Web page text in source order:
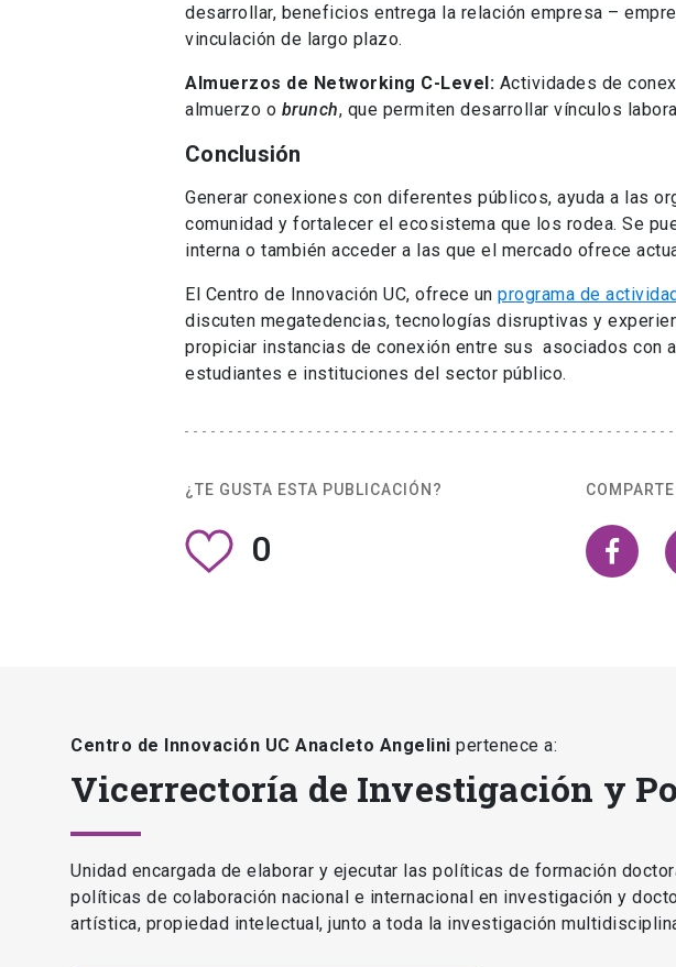
desarrollar, beneficios entrega la relación empresa –
vinculación de largo plazo.
Almuerzos de Networking C-Level: Actividades de
almuerzo o brunch, que permiten desarrollar vínculos
Conclusión
Generar conexiones con diferentes públicos, ayuda a las
comunidad y fortalecer el ecosistema que los rodea. Se
interna o también acceder a las que el mercado ofrece
El Centro de Innovación UC, ofrece un programa de
discuten megatedencias, tecnologías disruptivas y
propiciar instancias de conexión entre sus asociados con
estudiantes e instituciones del sector público.
¿TE GUSTA ESTA PUBLICACIÓN?
0
Centro de Innovación UC Anacleto Angelini pertenece a:
Vicerrectoría de Investigación y
Unidad encargada de elaborar y ejecutar las políticas de formación
políticas de colaboración nacional e internacional en investigación y
artística, propiedad intelectual, junto a toda la investigación